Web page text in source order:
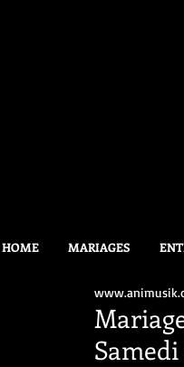
HOME MARIAGES